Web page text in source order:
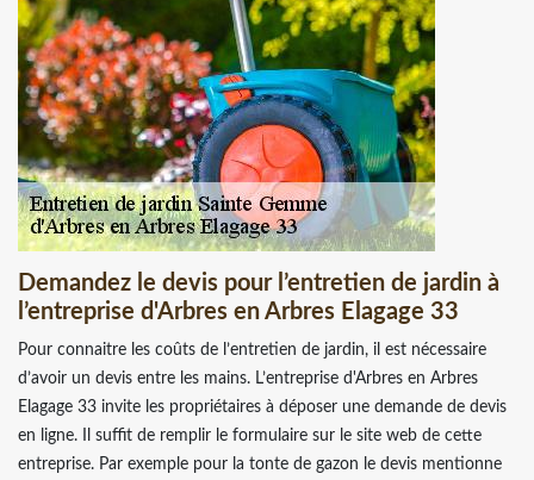
Demandez le devis pour l’entretien de jardin à
l’entreprise d'Arbres en Arbres Elagage 33
Pour connaitre les coûts de l’entretien de jardin, il est nécessaire
d’avoir un devis entre les mains. L’entreprise d'Arbres en Arbres
Elagage 33 invite les propriétaires à déposer une demande de devis
en ligne. Il suffit de remplir le formulaire sur le site web de cette
entreprise. Par exemple pour la tonte de gazon le devis mentionne